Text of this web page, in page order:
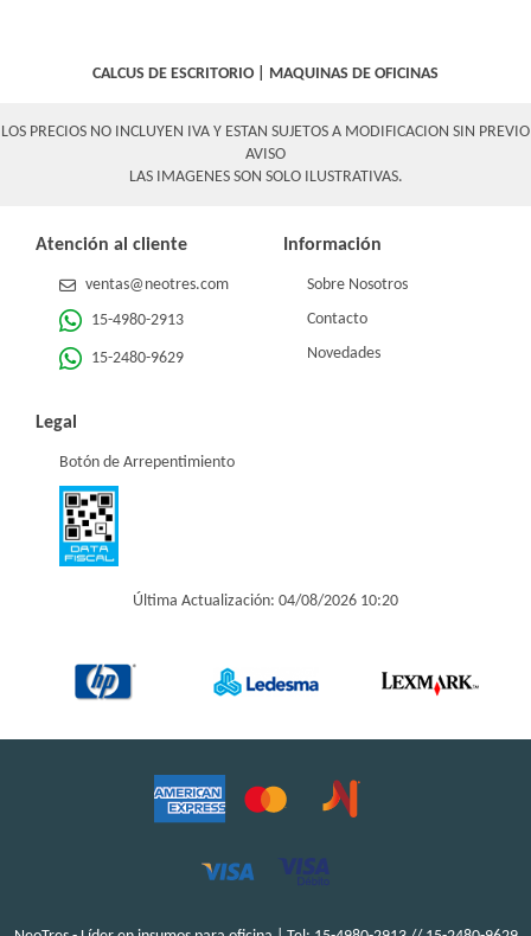
CALCUS DE ESCRITORIO MAQUINAS DE OFICINAS
LOS PRECIOS NO INCLUYEN IVA Y ESTAN SUJETOS A MODIFICACION SIN PREVIO
AVISO
LAS IMAGENES SON SOLO ILUSTRATIVAS.
Atención al cliente
ventas@neotres.com
15-4980-2913
15-2480-9629
Información
Sobre Nosotros
Contacto
Novedades
Legal
Botón de Arrepentimiento
Última Actualización: 04/08/2026 10:20